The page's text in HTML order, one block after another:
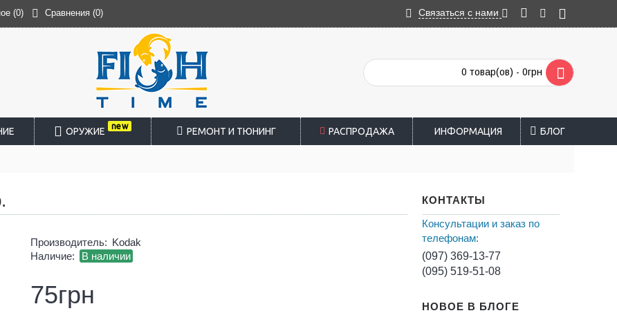
(0) Сравнения (0) Связаться с нами
0 товар(ов) - 0грн
ОРУЖИЕ new РЕМОНТ И ТЮНИНГ РАСПРОДАЖА ИНФОРМАЦИЯ БЛОГ
КОНТАКТЫ
Консультации и заказ по
телефонам:
(097) 369-13-77
(095) 519-51-08
НОВОЕ В БЛОГЕ
Производитель: Kodak
Наличие:
В наличии
75грн